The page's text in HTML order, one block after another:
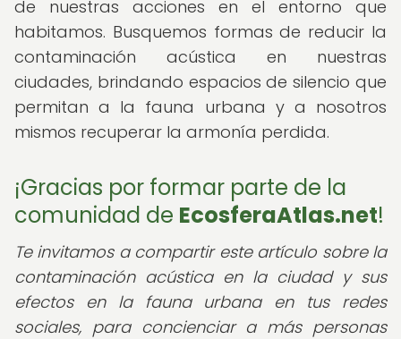
de nuestras acciones en el entorno que
habitamos. Busquemos formas de reducir la
contaminación acústica en nuestras
ciudades, brindando espacios de silencio que
permitan a la fauna urbana y a nosotros
mismos recuperar la armonía perdida.
¡Gracias por formar parte de la
comunidad de EcosferaAtlas.net!
Te invitamos a compartir este artículo sobre la
contaminación acústica en la ciudad y sus
efectos en la fauna urbana en tus redes
sociales, para concienciar a más personas